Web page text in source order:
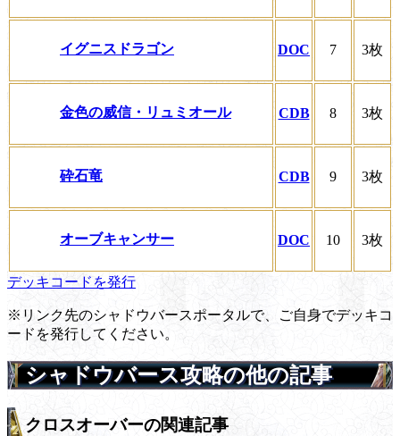
イグニスドラゴン DOC 7 3枚
金色の威信・リュミオール CDB 8 3枚
砕石竜 CDB 9 3枚
オーブキャンサー DOC 10 3枚
デッキコードを発行
※リンク先のシャドウバースポータルで、ご自身でデッキコ
ードを発行してください。
シャドウバース攻略の他の記事
クロスオーバーの関連記事